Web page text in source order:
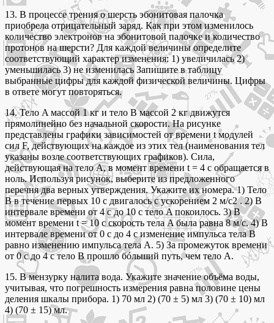
13. В процессе трения о шерсть эбонитовая палочка
приобрела отрицательный заряд. Как при этом изменилось
количество электронов на эбонитовой палочке и количество
протонов на шерсти? Для каждой величины определите
соответствующий характер изменения: 1) увеличилась 2)
уменьшилась 3) не изменилась Запишите в таблицу
выбранные цифры для каждой физической величины. Цифры
в ответе могут повторяться.
14. Тело A массой 1 кг и тело B массой 2 кг движутся
прямолинейно без начальной скорости. На рисунке
представлены графики зависимостей от времени t модулей
сил F, действующих на каждое из этих тел (наименования тел
указаны возле соответствующих графиков). Сила,
действующая на тело А, в момент времени t = 4 с обращается в
ноль. Используя рисунок, выберите из предложенного
перечня два верных утверждения. Укажите их номера. 1) Тело
B в течение первых 10 с двигалось с ускорением 2 м/с2 . 2) В
интервале времени от 4 с до 10 с тело A покоилось. 3) В
момент времени t = 10 с скорость тела A была равна 8 м/c. 4) В
интервале времени от 0 с до 4 с изменение импульса тела B
равно изменению импульса тела A. 5) За промежуток времени
от 0 с до 4 с тело B прошло бóльший путь, чем тело A.
15. В мензурку налита вода. Укажите значение объёма воды,
учитывая, что погрешность измерения равна половине цены
деления шкалы прибора. 1) 70 мл 2) (70 ± 5) мл 3) (70 ± 10) мл
4) (70 ± 15) мл.